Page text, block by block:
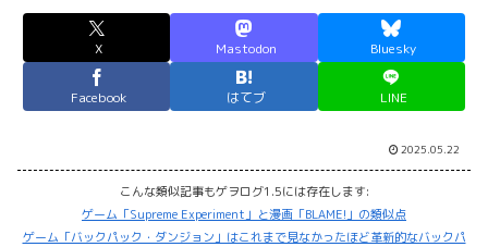
X Mastodon Bluesky
Facebook はてブ LINE
2025.05.22
こんな類似記事もゲヲログ1.5には存在します:
ゲーム「Supreme Experiment」と漫画「BLAME!」の類似点
ゲーム「バックパック・ダンジョン」はこれまで見なかったほど革新的なバックパ